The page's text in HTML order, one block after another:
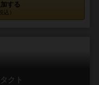
する
込）
クト